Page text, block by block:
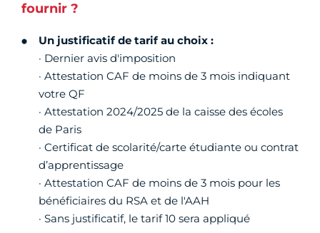
fournir ?
Un justificatif de tarif au choix :
· Dernier avis d'imposition
· Attestation CAF de moins de 3 mois indiquant
votre QF
· Attestation 2024/2025 de la caisse des écoles
de Paris
· Certificat de scolarité/carte étudiante ou contrat
d’apprentissage
· Attestation CAF de moins de 3 mois pour les
bénéficiaires du RSA et de l'AAH
· Sans justificatif, le tarif 10 sera appliqué